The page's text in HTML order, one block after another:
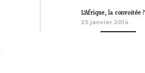
L’Afrique, la convoitée ?
25 janvier 2014